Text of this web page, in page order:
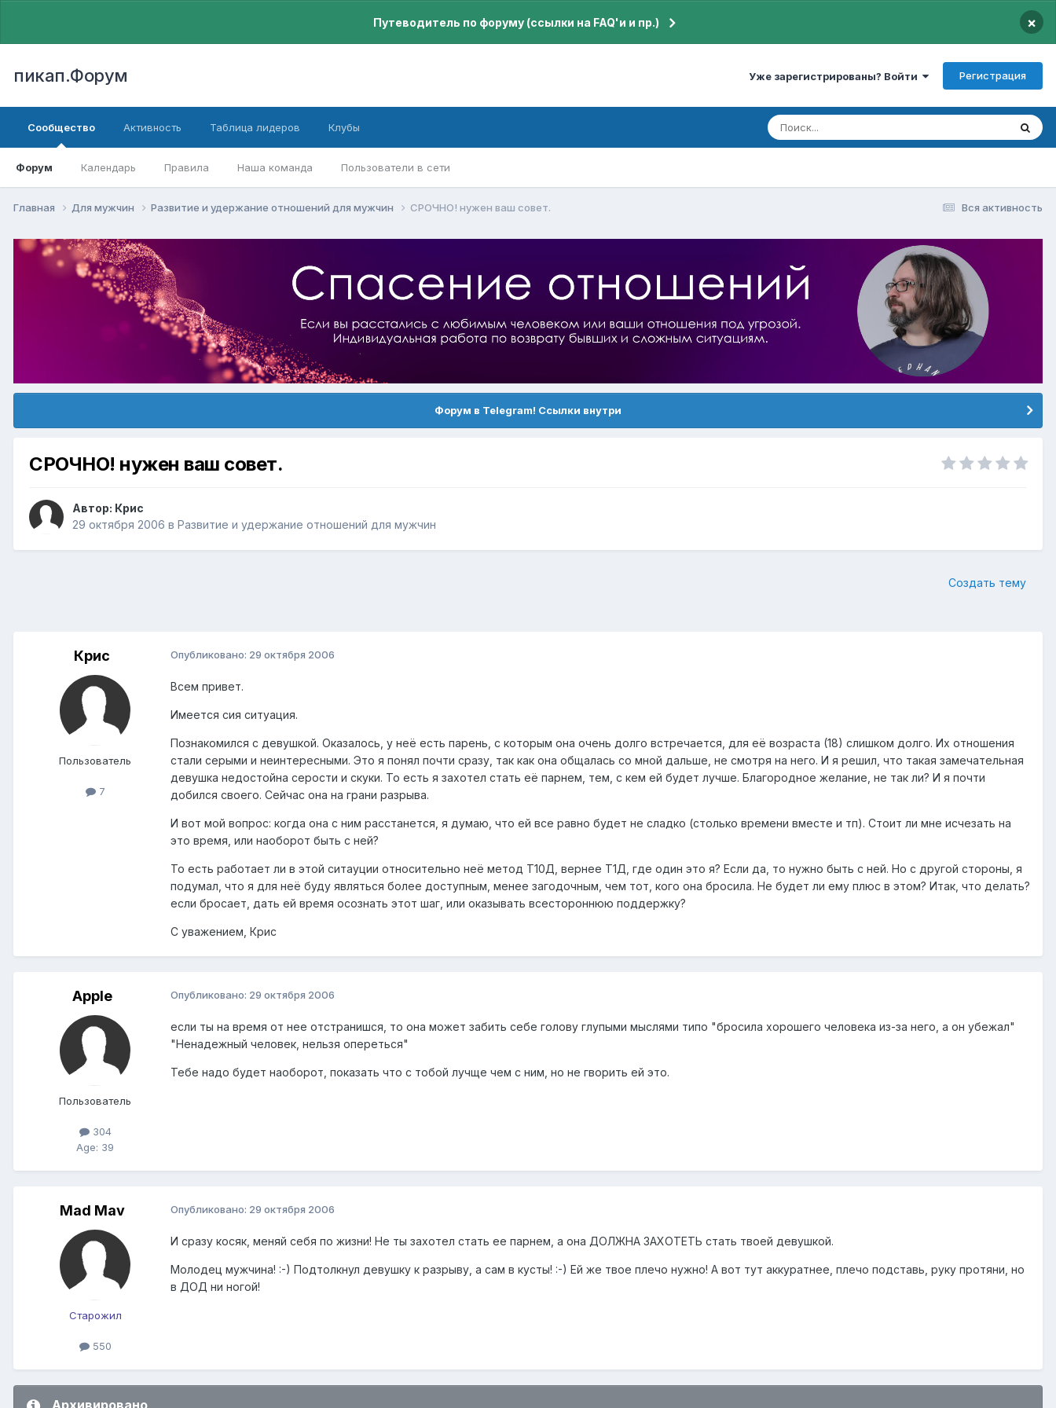
Путеводитель по форуму (ссылки на FAQ'и и пр.) ×
пикап.Форум Уже зарегистрированы? Войти Регистрация
Сообщество
Форум Календарь Правила Наша команда Пользователи в сети
Активность Таблица лидеров Клубы
Вся активность
Главная Для мужчин Pазвитие и удержание отношений для мужчин СРОЧНО! нужен ваш совет.
Форум в Telegram! Ссылки внутри
СРОЧНО! нужен ваш совет.
Автор: Крис
29 октября 2006 в Pазвитие и удержание отношений для мужчин
Создать тему
Крис
Пользователь
7
Опубликовано: 29 октября 2006
Всем привет.
Имеется сия ситуация.
Познакомился с девушкой. Оказалось, у неё есть парень, с которым она очень долго встречается, для её возраста (18) слишком долго. Их отношения
стали серыми и неинтересными. Это я понял почти сразу, так как она общалась со мной дальше, не смотря на него. И я решил, что такая замечательная
девушка недостойна серости и скуки. То есть я захотел стать её парнем, тем, с кем ей будет лучше. Благородное желание, не так ли? И я почти
добился своего. Сейчас она на грани разрыва.
И вот мой вопрос: когда она с ним расстанется, я думаю, что ей все равно будет не сладко (столько времени вместе и тп). Стоит ли мне исчезать на
это время, или наоборот быть с ней?
То есть работает ли в этой ситауции относительно неё метод Т10Д, вернее Т1Д, где один это я? Если да, то нужно быть с ней. Но с другой стороны, я
подумал, что я для неё буду являться более доступным, менее загодочным, чем тот, кого она бросила. Не будет ли ему плюс в этом? Итак, что делать?
если бросает, дать ей время осознать этот шаг, или оказывать всестороннюю поддержку?
С уважением, Крис
Apple
Пользователь
304
Age: 39
Опубликовано: 29 октября 2006
если ты на время от нее отстранишся, то она может забить себе голову глупыми мыслями типо "бросила хорошего человека из-за него, а он убежал"
"Ненадежный человек, нельзя опереться"
Тебе надо будет наоборот, показать что с тобой лучще чем с ним, но не гворить ей это.
Mad Mav
Старожил
550
Опубликовано: 29 октября 2006
И сразу косяк, меняй себя по жизни! Не ты захотел стать ее парнем, а она ДОЛЖНА ЗАХОТЕТЬ стать твоей девушкой.
Молодец мужчина! :-) Подтолкнул девушку к разрыву, а сам в кусты! :-) Ей же твое плечо нужно! А вот тут аккуратнее, плечо подставь, руку протяни, но
в ДОД ни ногой!
Архивировано